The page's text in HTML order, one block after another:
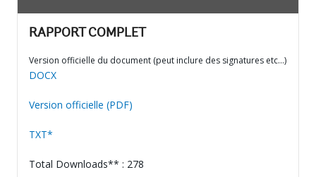
RAPPORT COMPLET
Version officielle du document (peut inclure des signatures etc…)
DOCX
Version officielle (PDF)
TXT*
Total Downloads** : 278